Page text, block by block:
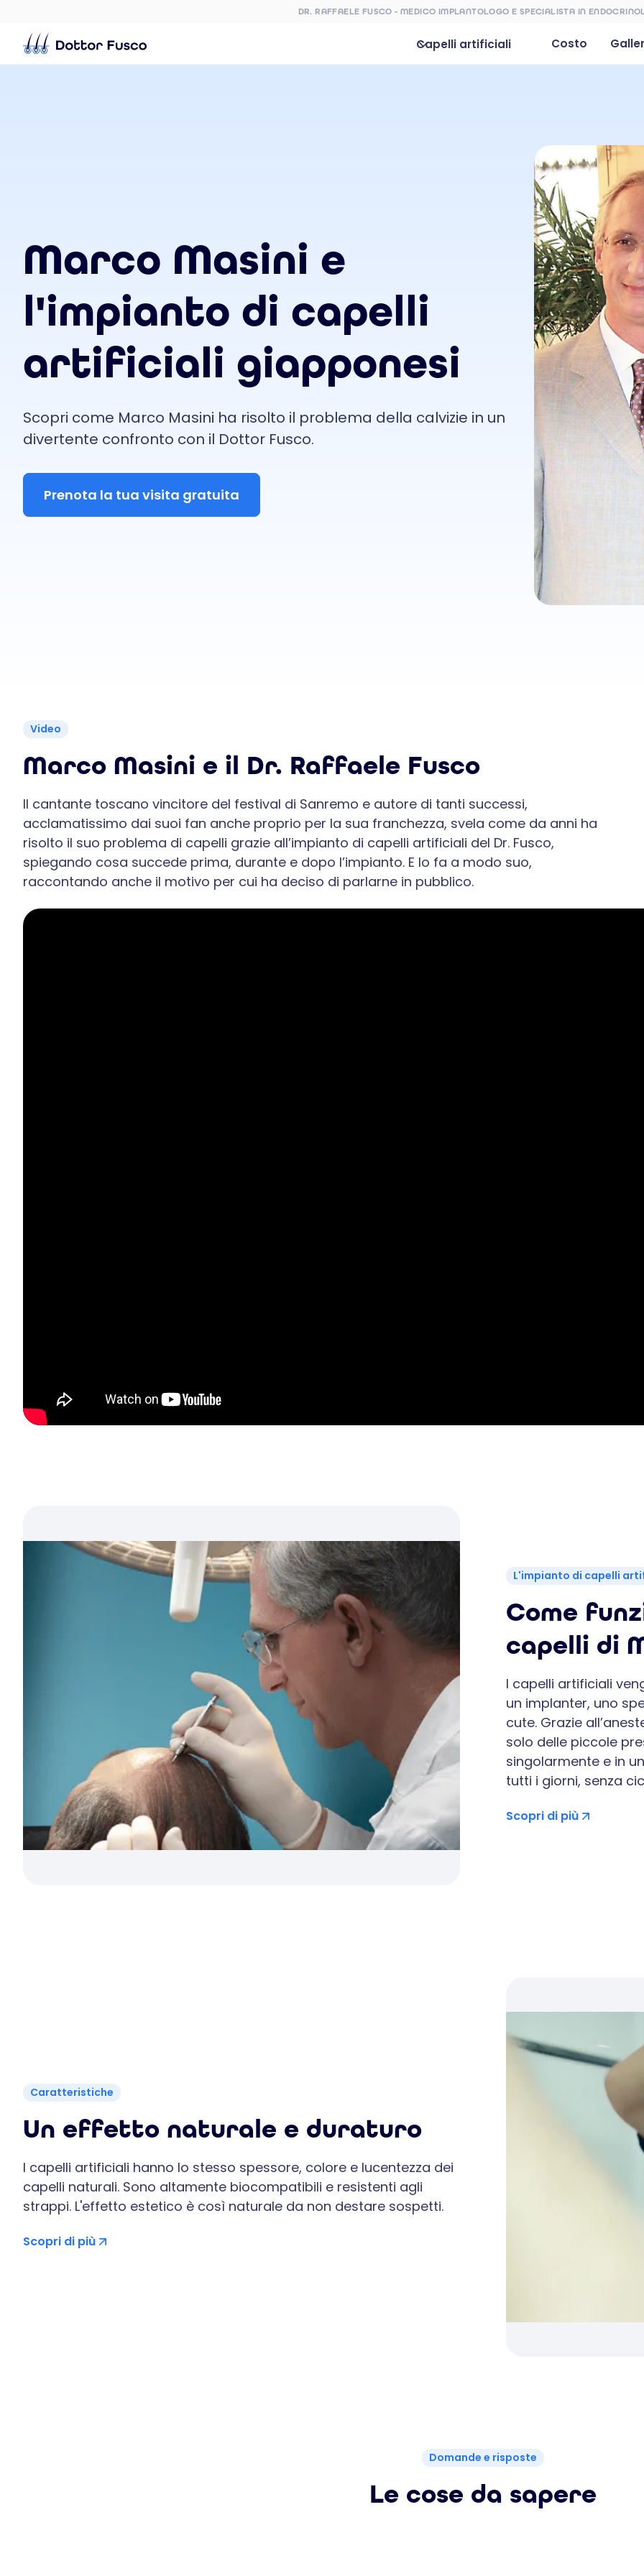
DR. RAFFAELE FUSCO - MEDICO IMPLANTOLOGO E SPECIALISTA IN
Capelli artificiali Costo
Marco Masini e
l'impianto di capelli
artificiali giapponesi
Scopri come Marco Masini ha risolto il problema della calvizie in un
divertente confronto con il Dottor Fusco.
Prenota la tua visita gratuita
Video
Marco Masini e il Dr. Raffaele Fusco
Il cantante toscano vincitore del festival di Sanremo e autore di tanti successi,
acclamatissimo dai suoi fan anche proprio per la sua franchezza, svela come da anni ha
risolto il suo problema di capelli grazie all’impianto di capelli artificiali del Dr. Fusco,
spiegando cosa succede prima, durante e dopo l’impianto. E lo fa a modo suo,
raccontando anche il motivo per cui ha deciso di parlarne in pubblico.
L'impianto di capelli
Come
capelli di
I capelli artificiali
un implanter, uno
cute. Grazie
solo delle piccole
singolarmente e in
tutti i giorni, senza
Scopri di più
Caratteristiche
Un effetto naturale e duraturo
I capelli artificiali hanno lo stesso spessore, colore e lucentezza dei
capelli naturali. Sono altamente biocompatibili e resistenti agli
strappi. L'effetto estetico è così naturale da non destare sospetti.
Scopri di più
Domande e risposte
Le cose da sapere